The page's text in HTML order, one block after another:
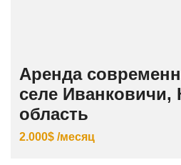
Аренда
селе Иванковичи,
область
2.000$ /месяц